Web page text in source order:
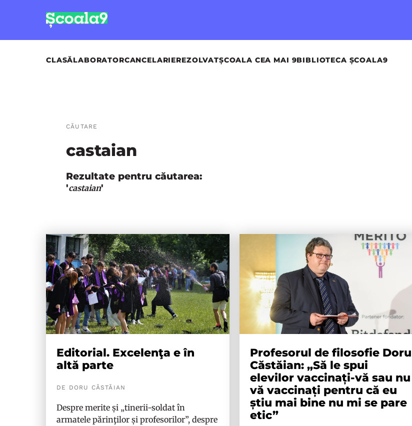
CLASĂLABORATORCANCELARIEREZOLVATȘCOALA CEA MAI 9BIBLIOTECA ȘCOALA9
CĂUTARE
castaian
Rezultate pentru căutarea:
'castaian'
Editorial. Excelenţa e în
altă parte
DE DORU CĂSTĂIAN
Despre merite și „tinerii-soldat în
armatele părinţilor și profesorilor”, despre
Profesorul de filosofie Doru
Căstăian: „Să le spui
elevilor vaccinați-vă sau nu
vă vaccinați pentru că eu
știu mai bine nu mi se pare
etic”